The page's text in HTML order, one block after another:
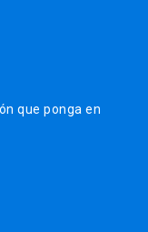
que ponga en